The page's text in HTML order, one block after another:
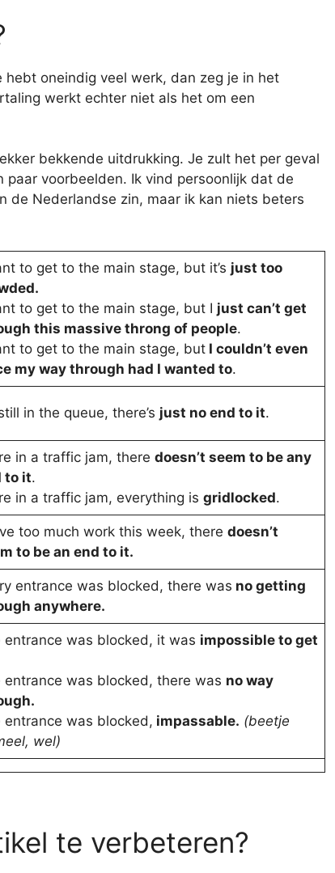
oneindig veel werk, dan zeg je in het
werkt echter niet als het om een
bekkende uitdrukking. Je zult het per geval
voorbeelden. Ik vind persoonlijk dat de
de Nederlandse zin, maar ik kan niets beters
to get to the main stage, but it’s just too
to get to the main stage, but I just can’t get
this massive throng of people.
to get to the main stage, butI couldn’t even
my way through had I wanted to.
in the queue, there’s just no end to it.
in a traffic jam, there doesn’t seem to be any
to it.
in a traffic jam, everything is gridlocked.
too much work this week, there doesn’t
to be an end to it.
entrance was blocked, there was no getting
anywhere.
entrance was blocked, it was impossible to get
entrance was blocked, there was no way
entrance was blocked, impassable. (beetje
wel)
te verbeteren?